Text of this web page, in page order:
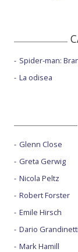
Spider-man:
La odisea
Glenn Close
Greta Gerwig
Nicola Peltz
Robert Forster
Emile Hirsch
Dario Grandinetti
Mark Hamill